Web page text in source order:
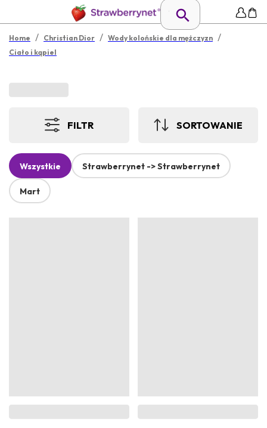
Home / Christian Dior / Wody kolońskie dla mężczyzn /
Ciało i kąpiel
FILTR SORTOWANIE
Wszystkie Strawberrynet -> Strawberrynet
Mart